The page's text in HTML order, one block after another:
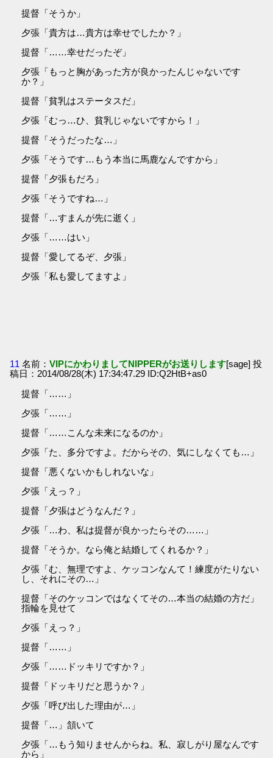
提督「そうか」
夕張「貴方は…貴方は幸せでしたか？」
提督「……幸せだったぞ」
夕張「もっと胸があった方が良かったんじゃないです
か？」
提督「貧乳はステータスだ」
夕張「むっ…ひ、貧乳じゃないですから！」
提督「そうだったな…」
夕張「そうです…もう本当に馬鹿なんですから」
提督「夕張もだろ」
夕張「そうですね…」
提督「…すまんが先に逝く」
夕張「……はい」
提督「愛してるぞ、夕張」
夕張「私も愛してますよ」
11 名前：VIPにかわりましてNIPPERがお送りします[sage] 投
稿日：2014/08/28(木) 17:34:47.29 ID:Q2HtB+as0
提督「……」
夕張「……」
提督「……こんな未来になるのか」
夕張「た、多分ですよ。だからその、気にしなくても…」
提督「悪くないかもしれないな」
夕張「えっ？」
提督「夕張はどうなんだ？」
夕張「…わ、私は提督が良かったらその……」
提督「そうか。なら俺と結婚してくれるか？」
夕張「む、無理ですよ、ケッコンなんて！練度がたりない
し、それにその…」
提督「そのケッコンではなくてその…本当の結婚の方だ」
指輪を見せて
夕張「えっ？」
提督「……」
夕張「……ドッキリですか？」
提督「ドッキリだと思うか？」
夕張「呼び出した理由が…」
提督「…」頷いて
夕張「…もう知りませんからね。私、寂しがり屋なんです
から」